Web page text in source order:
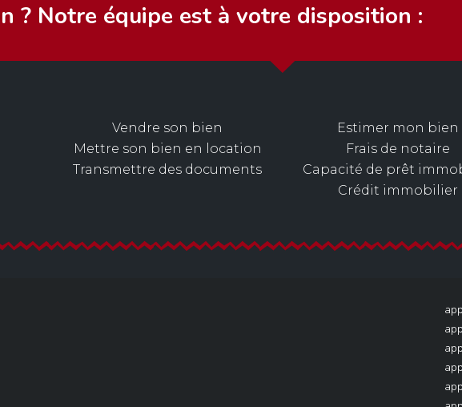
? Notre équipe est à votre disposition :
Vendre son bien
Mettre son bien en location
Transmettre des documents
Estimer mon bien
Frais de notaire
Capacité de prêt
Crédit immobilier